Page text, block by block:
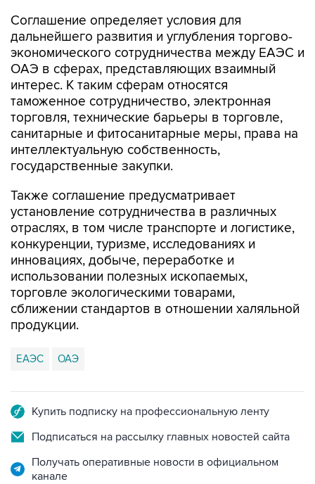
Соглашение определяет условия для
дальнейшего развития и углубления торгово-
экономического сотрудничества между ЕАЭС и
ОАЭ в сферах, представляющих взаимный
интерес. К таким сферам относятся
таможенное сотрудничество, электронная
торговля, технические барьеры в торговле,
санитарные и фитосанитарные меры, права на
интеллектуальную собственность,
государственные закупки.
Также соглашение предусматривает
установление сотрудничества в различных
отраслях, в том числе транспорте и логистике,
конкуренции, туризме, исследованиях и
инновациях, добыче, переработке и
использовании полезных ископаемых,
торговле экологическими товарами,
сближении стандартов в отношении халяльной
продукции.
ЕАЭС ОАЭ
Купить подписку на профессиональную ленту
Подписаться на рассылку главных новостей сайта
Получать оперативные новости в официальном
канале